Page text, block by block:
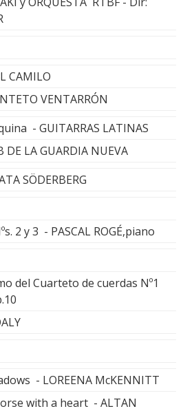
CAMILO
VENTARRÓN
- GUITARRAS LATINAS
DE LA GUARDIA NUEVA
SÖDERBERG
2 y 3 - PASCAL ROGÉ,piano
del Cuarteto de cuerdas Nº1
- LOREENA McKENNITT
with a heart - ALTAN